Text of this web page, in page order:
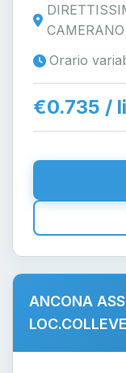
CAMERANO
Orario
€0.735 /
ANCONA